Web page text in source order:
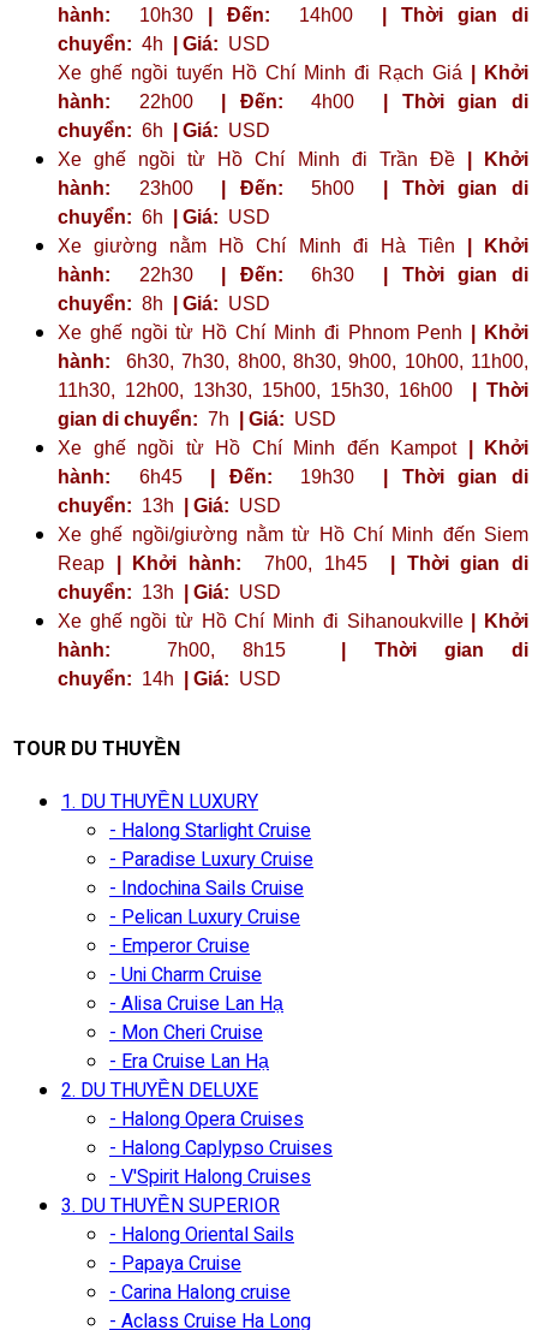
hành: 10h30 | Đến: 14h00
| Thời gian di
chuyển: 4h | Giá: USD
Xe ghế ngồi tuyến Hồ Chí Minh đi Rạch Giá
| Khởi
hành: 22h00 | Đến: 4h00
| Thời gian di
chuyển: 6h | Giá: USD
Xe ghế ngồi từ Hồ Chí Minh đi Trần Đề
| Khởi
hành: 23h00 | Đến: 5h00
| Thời gian di
chuyển: 6h | Giá: USD
Xe giường nằm Hồ Chí Minh đi Hà Tiên
| Khởi
hành: 22h30 | Đến: 6h30
| Thời gian di
chuyển: 8h | Giá: USD
Xe ghế ngồi từ Hồ Chí Minh đi Phnom Penh
| Khởi
hành: 6h30, 7h30, 8h00, 8h30, 9h00, 10h00, 11h00,
11h30, 12h00, 13h30, 15h00, 15h30, 16h00
| Thời
gian di chuyển: 7h | Giá: USD
Xe ghế ngồi từ Hồ Chí Minh đến Kampot
| Khởi
hành: 6h45 | Đến: 19h30
| Thời gian di
chuyển: 13h | Giá: USD
Xe ghế ngồi/giường nằm từ Hồ Chí Minh đến Siem
Reap
| Khởi hành: 7h00, 1h45
| Thời gian di
chuyển: 13h | Giá: USD
Xe ghế ngồi từ Hồ Chí Minh đi Sihanoukville
| Khởi
hành: 7h00, 8h15
| Thời gian di
chuyển: 14h | Giá: USD
TOUR DU THUYỀN
1. DU THUYỀN LUXURY
- Halong Starlight Cruise
- Paradise Luxury Cruise
- Indochina Sails Cruise
- Pelican Luxury Cruise
- Emperor Cruise
- Uni Charm Cruise
- Alisa Cruise Lan Hạ
- Mon Cheri Cruise
- Era Cruise Lan Hạ
2. DU THUYỀN DELUXE
- Halong Opera Cruises
- Halong Caplypso Cruises
- V'Spirit Halong Cruises
3. DU THUYỀN SUPERIOR
- Halong Oriental Sails
- Papaya Cruise
- Carina Halong cruise
- Aclass Cruise Ha Long